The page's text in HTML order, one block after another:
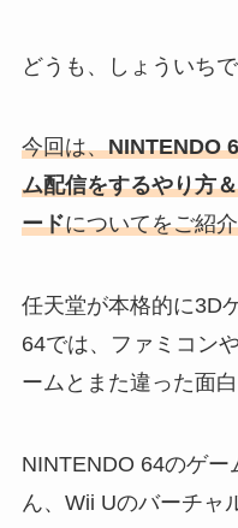
どうも、しょういちで
今回は、NINTENDO
ム配信をするやり方
ードについてをご紹
任天堂が本格的に3D
64では、ファミコン
ームとまた違った面
NINTENDO 64のゲー
ん、Wii Uのバーチャ